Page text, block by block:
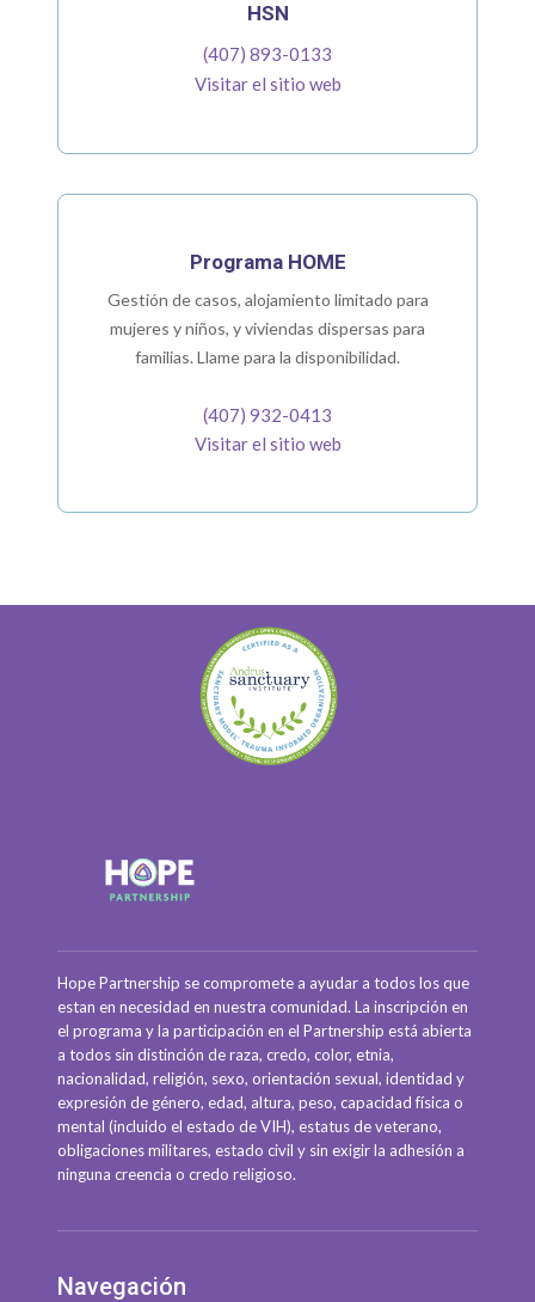
HSN
(407) 893-0133
Visitar el sitio web
Programa HOME
Gestión de casos, alojamiento limitado para
mujeres y niños, y viviendas dispersas para
familias. Llame para la disponibilidad.
(407) 932-0413
Visitar el sitio web
Hope Partnership se compromete a ayudar a todos los que
estan en necesidad en nuestra comunidad. La inscripción en
el programa y la participación en el Partnership está abierta
a todos sin distinción de raza, credo, color, etnia,
nacionalidad, religión, sexo, orientación sexual, identidad y
expresión de género, edad, altura, peso, capacidad física o
mental (incluido el estado de VIH), estatus de veterano,
obligaciones militares, estado civil y sin exigir la adhesión a
ninguna creencia o credo religioso.
Navegación